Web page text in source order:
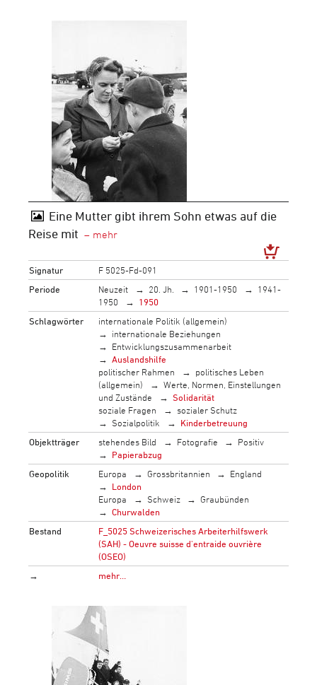
Eine Mutter gibt ihrem Sohn etwas auf die
Reise mit
Signatur
F 5025-Fd-091
Periode
Neuzeit 20. Jh. 1901-1950
1941-
1950
1950
Schlagwörter
internationale Politik (allgemein)
internationale Beziehungen
Entwicklungszusammenarbeit
Auslandshilfe
politischer Rahmen
politisches Leben
(allgemein)
Werte, Normen, Einstellungen
und Zustände
Solidarität
soziale Fragen
sozialer Schutz
Sozialpolitik
Kinderbetreuung
Objektträger
stehendes Bild Fotografie
Positiv
Papierabzug
Geopolitik
Europa Grossbritannien
England
London
Europa
Schweiz
Graubünden
Churwalden
Bestand
F_5025 Schweizerisches Arbeiterhilfswerk
(SAH) - Oeuvre suisse d'entraide ouvrière
(OSEO)
→
mehr…